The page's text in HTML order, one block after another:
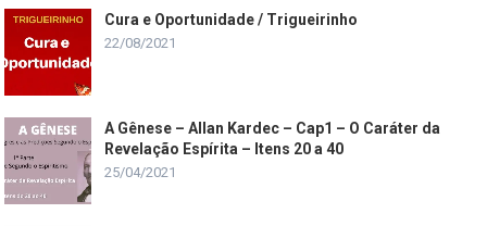
Cura e Oportunidade / Trigueirinho
22/08/2021
A Gênese – Allan Kardec – Cap1 – O Caráter da
Revelação Espírita – Itens 20 a 40
25/04/2021